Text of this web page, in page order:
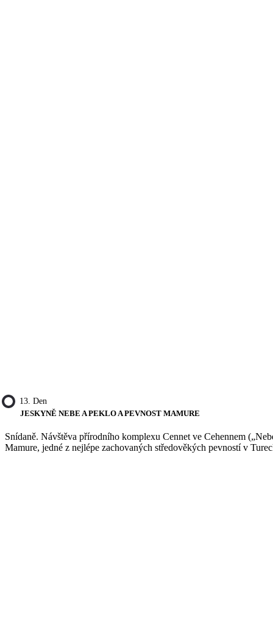
13. Den
JESKYNĚ NEBE A PEKLO A PEVNOST MAMURE
Snídaně. Návštěva přírodního komplexu Cennet ve Cehennem
Mamure, jedné z nejlépe zachovaných středověkých pevností v